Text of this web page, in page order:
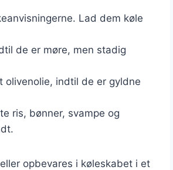
Lad dem køle
de er møre, men stadig
olivenolie, indtil de er gyldne
ris, bønner, svampe og
opbevares i køleskabet i et